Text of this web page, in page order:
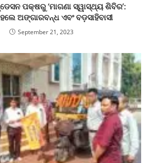
ପକ୍ଷରୁ ‘ମାଗଣା ସ୍ୱାସ୍ଥ୍ୟ ଶିବିର’:
ଅଙ୍ଗାରବନ୍ଧ ଏବଂ ବଡ଼ସାହିବାସୀ
September 21, 2023